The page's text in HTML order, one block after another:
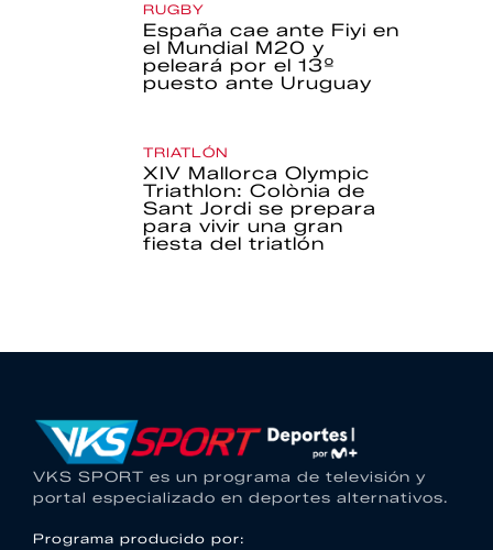
RUGBY
España cae ante Fiyi en
el Mundial M20 y
peleará por el 13º
puesto ante Uruguay
TRIATLÓN
XIV Mallorca Olympic
Triathlon: Colònia de
Sant Jordi se prepara
para vivir una gran
fiesta del triatlón
VKS SPORT es un programa de televisión y
portal especializado en deportes alternativos.
Programa producido por: